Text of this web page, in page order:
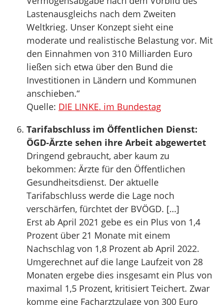
Lastenausgleichs nach dem Zweiten
Weltkrieg. Unser Konzept sieht eine
moderate und realistische Belastung vor. Mit
den Einnahmen von 310 Milliarden Euro
ließen sich etwa über den Bund die
Investitionen in Ländern und Kommunen
anschieben.“
Quelle: DIE LINKE. im Bundestag
Tarifabschluss im Öffentlichen Dienst:
ÖGD-Ärzte sehen ihre Arbeit abgewertet
Dringend gebraucht, aber kaum zu
bekommen: Ärzte für den Öffentlichen
Gesundheitsdienst. Der aktuelle
Tarifabschluss werde die Lage noch
verschärfen, fürchtet der BVÖGD. […]
Erst ab April 2021 gebe es ein Plus von 1,4
Prozent über 21 Monate mit einem
Nachschlag von 1,8 Prozent ab April 2022.
Umgerechnet auf die lange Laufzeit von 28
Monaten ergebe dies insgesamt ein Plus von
maximal 1,5 Prozent, kritisiert Teichert. Zwar
komme eine Facharztzulage von 300 Euro